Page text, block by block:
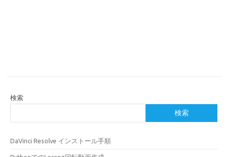
検索
検索
DaVinci Resolve インストール手順